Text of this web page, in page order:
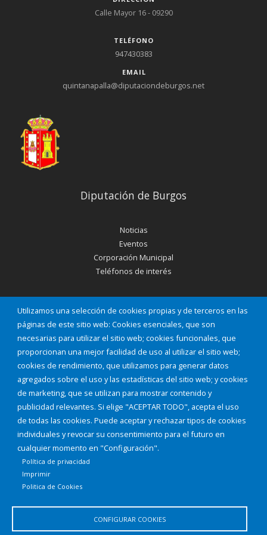
Utilizamos una selección de cookies propias y de terceros en las
páginas de este sitio web: Cookies esenciales, que son
necesarias para utilizar el sitio web; cookies funcionales, que
proporcionan una mejor facilidad de uso al utilizar el sitio web;
cookies de rendimiento, que utilizamos para generar datos
agregados sobre el uso y las estadísticas del sitio web; y cookies
de marketing, que se utilizan para mostrar contenido y
publicidad relevantes. Si elige "ACEPTAR TODO", acepta el uso
de todas las cookies. Puede aceptar y rechazar tipos de cookies
individuales y revocar su consentimiento para el futuro en
cualquier momento en "Configuración".
Política de privacidad
Imprimir
Politica de Cookies
CONFIGURAR COOKIES
Calle Mayor 16 - 09290
TELÉFONO
947430383
EMAIL
quintanapalla@diputaciondeburgos.net
Diputación de Burgos
Noticias
Eventos
Corporación Municipal
Teléfonos de interés
MAPA WEB
Diputación de Burgos
Aviso Legal